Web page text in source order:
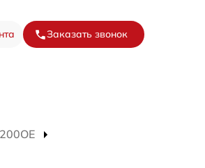
Заказать звонок